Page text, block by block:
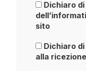
Dichiaro di
sito
Dichiaro di
alla